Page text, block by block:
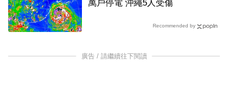
萬戶停電 沖繩5人受傷
Recommended by
廣告 / 請繼續往下閱讀